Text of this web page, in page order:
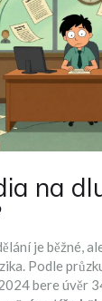
na
je běžné,
Podle
bere úvěr